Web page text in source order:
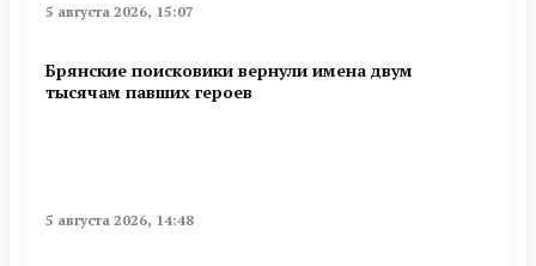
5 августа 2026, 15:07
Брянские поисковики вернули имена двум
тысячам павших героев
5 августа 2026, 14:48